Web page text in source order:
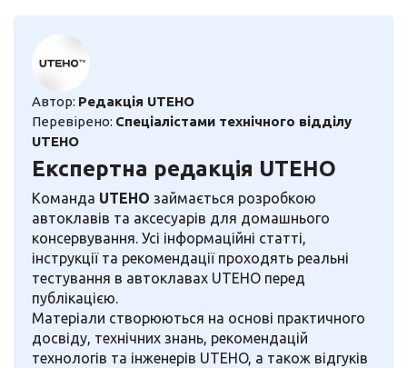
Автор: Редакція UTEHO
Перевірено: Спеціалістами технічного відділу
UTEHO
Експертна редакція UTEHO
Команда UTEHO займається розробкою
автоклавів та аксесуарів для домашнього
консервування. Усі інформаційні статті,
інструкції та рекомендації проходять реальні
тестування в автоклавах UTEHO перед
публікацією.
Матеріали створюються на основі практичного
досвіду, технічних знань, рекомендацій
технологів та інженерів UTEHO, а також відгуків